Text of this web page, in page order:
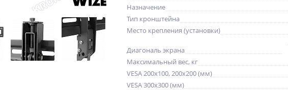
Назначение
Тип кронштейна
Место крепления (установки)
Диагональ экрана
Максимальный вес, кг
VESA 200x100, 200x200 (мм)
VESA 300x300 (мм)